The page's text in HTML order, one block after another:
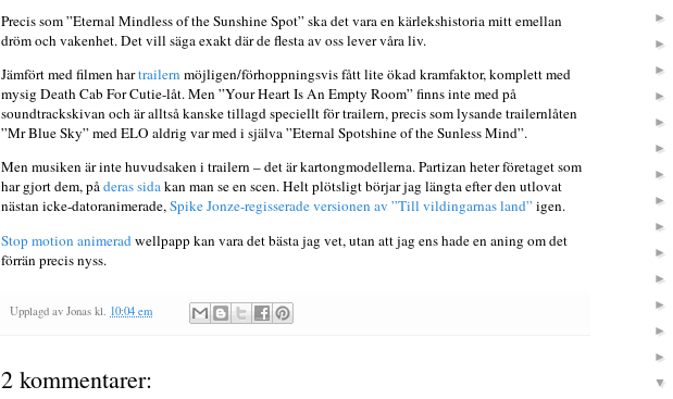
Precis som ”Eternal Mindless of the Sunshine Spot” ska det vara en kärlekshistoria mitt emellan
dröm och vakenhet. Det vill säga exakt där de flesta av oss lever våra liv.
Jämfört med filmen hartrailern möjligen/förhoppningsvis fått lite ökad kramfaktor, komplett med
mysig Death Cab For Cutie-låt. Men ”Your Heart Is An Empty Room” finns inte med på
soundtrackskivan och är alltså kanske tillagd speciellt för trailern, precis som lysande trailernlåten
”Mr Blue Sky” med ELO aldrig var med i själva ”Eternal Spotshine of the Sunless Mind”.
Men musiken är inte huvudsaken i trailern – det är kartongmodellerna. Partizan heter företaget som
har gjort dem, påderas sidakan man se en scen. Helt plötsligt börjar jag längta efter den utlovat
nästan icke-datoranimerade,Spike Jonze-regisserade versionen av ”Till vildingarnas land”igen.
Stop motion animeradwellpapp kan vara det bästa jag vet, utan att jag ens hade en aning om det
förrän precis nyss.
Upplagd av Jonas kl. 10:04 em
2 kommentarer:
►
►
►
►
►
►
►
►
►
►
►
►
►
►
▼